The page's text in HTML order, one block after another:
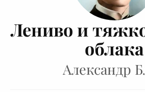
Лениво и
облака
Александр